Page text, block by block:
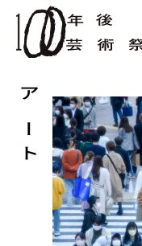
アート